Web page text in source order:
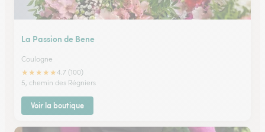
La Passion de Bene
Coulogne
★★★★★4.7 (100)
5, chemin des Régniers
Voir la boutique